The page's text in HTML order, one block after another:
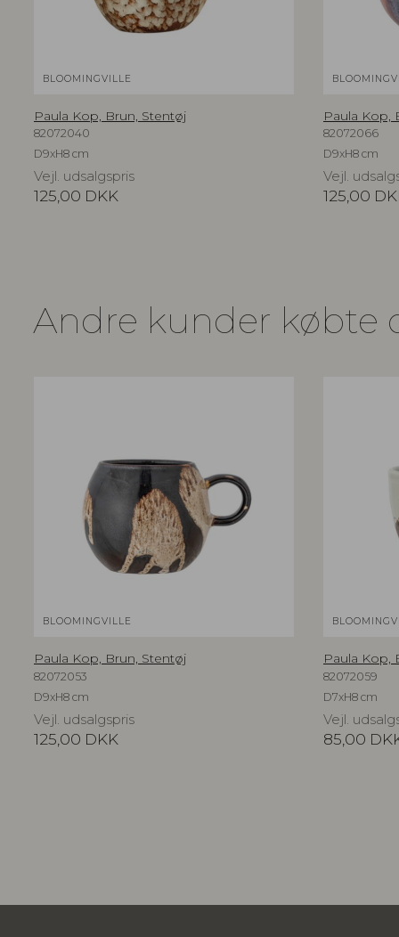
BLOOMINGVILLE
Paula Kop, Brun, Stentøj
82072040
D9xH8 cm
Vejl. udsalgspris
125,00 DKK
Paula Kop,
82072066
D9xH8 cm
Vejl.
125,00
Andre kunder købte
BLOOMINGVILLE
Paula Kop, Brun, Stentøj
82072053
D9xH8 cm
Vejl. udsalgspris
125,00 DKK
Paula Kop,
82072059
D7xH8 cm
Vejl.
85,00